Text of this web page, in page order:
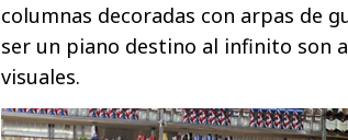
columnas decoradas con arpas de
ser un piano destino al infinito son
visuales.